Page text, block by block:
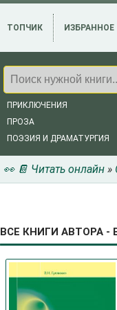
ТОПЧИК ИЗБРАННОЕ
ПРИКЛЮЧЕНИЯ
ПРОЗА
ПОЭЗИЯ И ДРАМАТУРГИЯ
👀 📔 Читать онлайн »
ВСЕ КНИГИ АВТОРА -